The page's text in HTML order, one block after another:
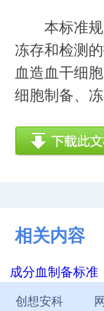
本标准
冻存和检测
血造血干细
细胞制备、冻
相关内容
成分血制备标准
创想安科